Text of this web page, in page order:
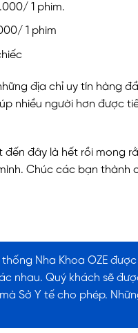
1 phim.
1 phim
địa chỉ uy tín hàng
nhiều người hơn được
đến đây là hết rồi mong
Chúc các bạn thành
Nha Khoa OZE
nhau. Quý khách sẽ
Sở Y tế cho phép.